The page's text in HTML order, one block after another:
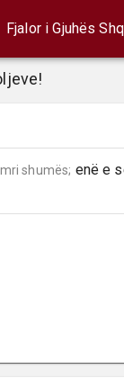
Fjalor i Gjuhës
shumës; enë e